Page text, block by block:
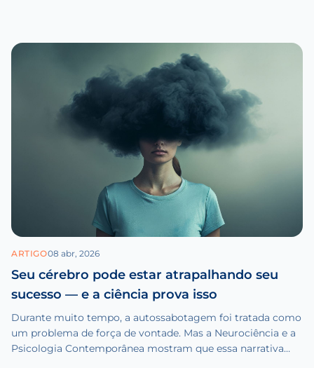
ARTIGO08 abr, 2026
Seu cérebro pode estar atrapalhando seu
sucesso — e a ciência prova isso
Durante muito tempo, a autossabotagem foi tratada como
um problema de força de vontade. Mas a Neurociência e a
Psicologia Contemporânea mostram que essa narrativa